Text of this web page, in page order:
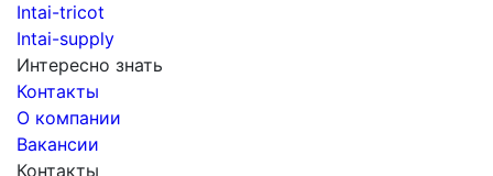
Intai-tricot
Intai-supply
Интересно знать
Контакты
О компании
Вакансии
Контакты